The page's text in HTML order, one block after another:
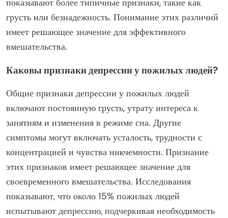
показывают более типичные признаки, такие как
грусть или безнадежность. Понимание этих различий
имеет решающее значение для эффективного
вмешательства.
Каковы признаки депрессии у пожилых людей?
Общие признаки депрессии у пожилых людей
включают постоянную грусть, утрату интереса к
занятиям и изменения в режиме сна. Другие
симптомы могут включать усталость, трудности с
концентрацией и чувства никчемности. Признание
этих признаков имеет решающее значение для
своевременного вмешательства. Исследования
показывают, что около 15% пожилых людей
испытывают депрессию, подчеркивая необходимость